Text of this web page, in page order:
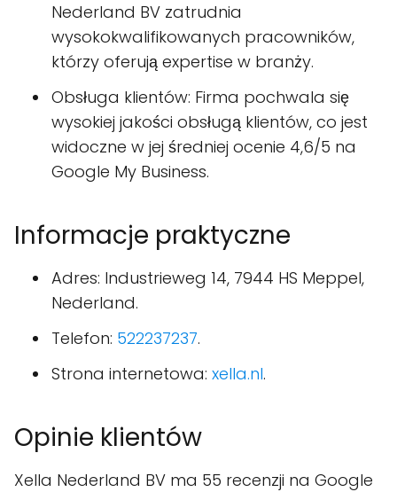
Nederland BV zatrudnia
wysokokwalifikowanych pracowników,
którzy oferują expertise w branży.
Obsługa klientów: Firma pochwala się
wysokiej jakości obsługą klientów, co jest
widoczne w jej średniej ocenie 4,6/5 na
Google My Business.
Informacje praktyczne
Adres: Industrieweg 14, 7944 HS Meppel,
Nederland.
Telefon: 522237237.
Strona internetowa: xella.nl.
Opinie klientów
Xella Nederland BV ma 55 recenzji na Google